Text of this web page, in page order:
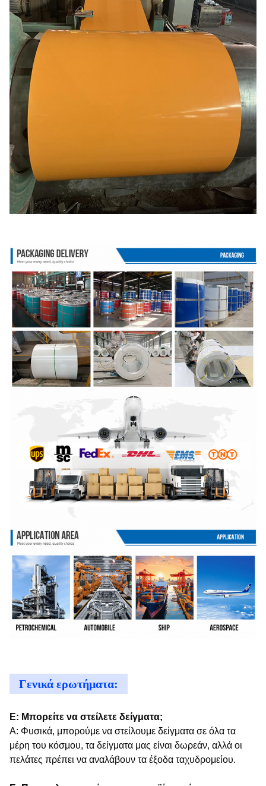
Γενικά ερωτήματα:
Ε: Μπορείτε να στείλετε δείγματα;
Α: Φυσικά, μπορούμε να στείλουμε δείγματα σε όλα τα
μέρη του κόσμου, τα δείγματα μας είναι δωρεάν, αλλά οι
πελάτες πρέπει να αναλάβουν τα έξοδα ταχυδρομείου.